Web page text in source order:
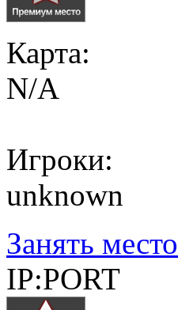
Карта:
N/A
Игроки:
unknown
Занять
IP:PORT